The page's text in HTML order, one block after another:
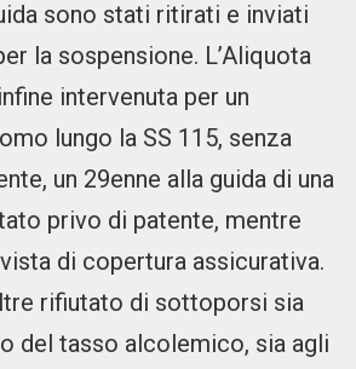
sono stati ritirati e inviati
la sospensione. L’Aliquota
intervenuta per un
lungo la SS 115, senza
un 29enne alla guida di una
privo di patente, mentre
di copertura assicurativa.
rifiutato di sottoporsi sia
del tasso alcolemico, sia agli